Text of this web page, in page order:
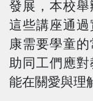
發展，本校舉
這些講座通
康需要學童
助同工們應
能在關愛與理